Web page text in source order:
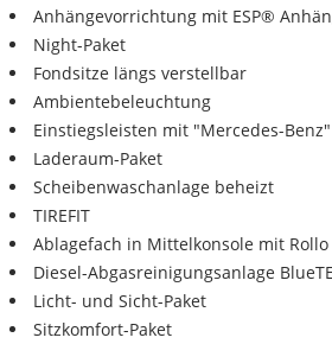
Anhängevorrichtung mit ESP®
Night-Paket
Fondsitze längs verstellbar
Ambientebeleuchtung
Einstiegsleisten mit "Mercedes-
Laderaum-Paket
Scheibenwaschanlage beheizt
TIREFIT
Ablagefach in Mittelkonsole mit Rollo
Diesel-Abgasreinigungsanlage
Licht- und Sicht-Paket
Sitzkomfort-Paket